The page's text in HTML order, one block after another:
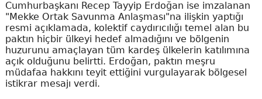
Cumhurbaşkanı Recep Tayyip Erdoğan ise imzalanan
"Mekke Ortak Savunma Anlaşması"na ilişkin yaptığı
resmi açıklamada, kolektif caydırıcılığı temel alan bu
paktın hiçbir ülkeyi hedef almadığını ve bölgenin
huzurunu amaçlayan tüm kardeş ülkelerin katılımına
açık olduğunu belirtti. Erdoğan, paktın meşru
müdafaa hakkını teyit ettiğini vurgulayarak bölgesel
istikrar mesajı verdi.